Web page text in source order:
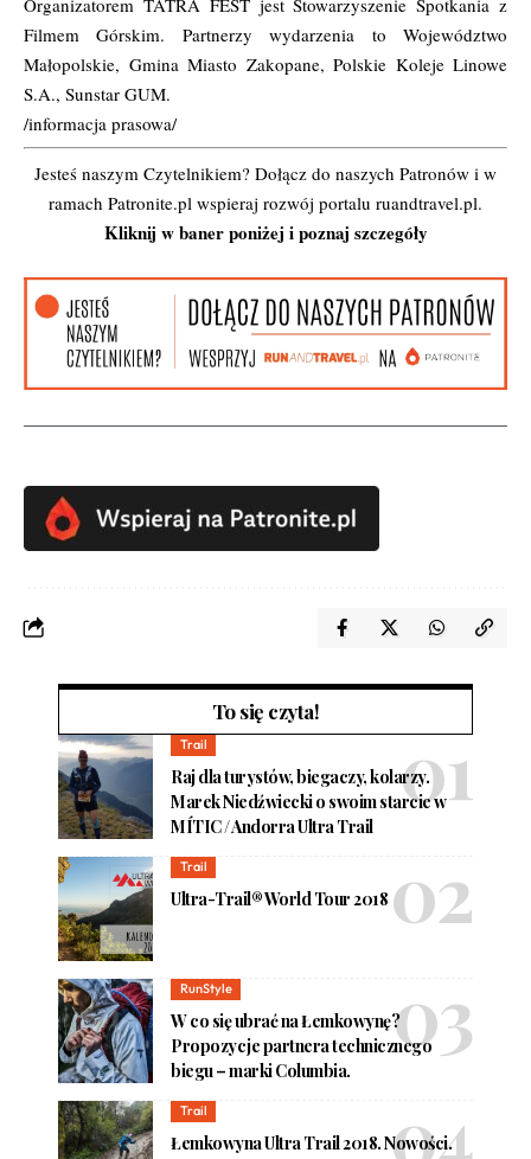
Filmem Górskim. Partnerzy wydarzenia to Województwo
Małopolskie, Gmina Miasto Zakopane, Polskie Koleje Linowe
S.A., Sunstar GUM.
/informacja prasowa/
Jesteś naszym Czytelnikiem? Dołącz do naszych Patronów i w
ramach Patronite.pl wspieraj rozwój portalu ruandtravel.pl.
Kliknij w baner poniżej i poznaj szczegóły
To się czyta!
Trail
Raj dla turystów, biegaczy, kolarzy.
Marek Niedźwiecki o swoim starcie w
MÍTIC / Andorra Ultra Trail
Trail
Ultra-Trail® World Tour 2018
RunStyle
W co się ubrać na Łemkowynę?
Propozycje partnera technicznego
biegu – marki Columbia.
Trail
Łemkowyna Ultra Trail 2018. Nowości.